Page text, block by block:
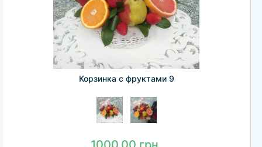
Корзинка с фруктами 9